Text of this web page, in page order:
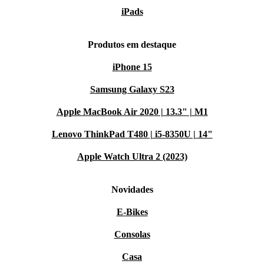
iPads
Produtos em destaque
iPhone 15
Samsung Galaxy S23
Apple MacBook Air 2020 | 13.3" | M1
Lenovo ThinkPad T480 | i5-8350U | 14"
Apple Watch Ultra 2 (2023)
Novidades
E-Bikes
Consolas
Casa